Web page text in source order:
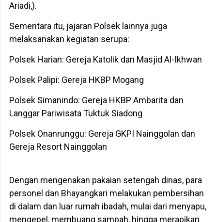
Ariadi,).
Sementara itu, jajaran Polsek lainnya juga
melaksanakan kegiatan serupa:
Polsek Harian: Gereja Katolik dan Masjid Al-Ikhwan
Polsek Palipi: Gereja HKBP Mogang
Polsek Simanindo: Gereja HKBP Ambarita dan
Langgar Pariwisata Tuktuk Siadong
Polsek Onanrunggu: Gereja GKPI Nainggolan dan
Gereja Resort Nainggolan
Dengan mengenakan pakaian setengah dinas, para
personel dan Bhayangkari melakukan pembersihan
di dalam dan luar rumah ibadah, mulai dari menyapu,
mengepel, membuang sampah, hingga merapikan